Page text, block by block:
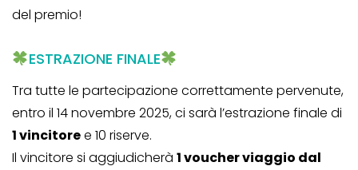
del premio!
ESTRAZIONE FINALE
Tra tutte le partecipazione correttamente pervenute,
entro il 14 novembre 2025, ci sarà l’estrazione finale di
1 vincitoree 10 riserve.
Il vincitore si aggiudicherà 1 voucher viaggio dal